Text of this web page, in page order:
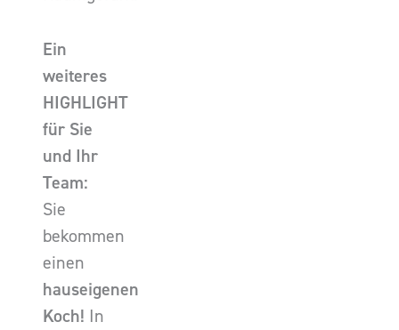
Ein
weiteres
HIGHLIGHT
für Sie
und Ihr
Team:
Sie
bekommen
einen
hauseigenen
Koch! In